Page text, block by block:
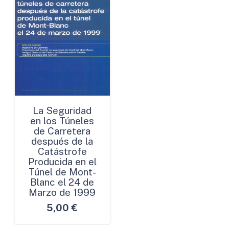
La Seguridad
en los Túneles
de Carretera
después de la
Catástrofe
Producida en el
Túnel de Mont-
Blanc el 24 de
Marzo de 1999
5,00 €